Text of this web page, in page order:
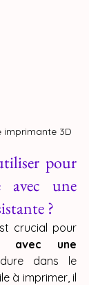
imprimante 3D
pour
avec une
?
avec une
dans le
à imprimer, il